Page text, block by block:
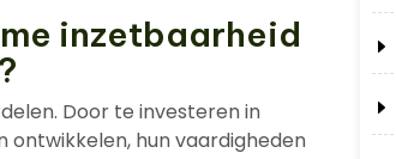
inzetbaarheid
Door te investeren in
ontwikkelen, hun vaardigheden